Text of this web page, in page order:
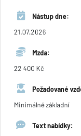
Nástup dne:
21.07.2026
Mzda:
22 400 Kč
Požadované
Minimálně základní
Text nabídky: